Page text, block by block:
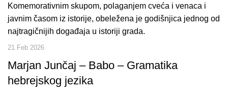
Komemorativnim skupom, polaganjem cveća i venaca i
javnim časom iz istorije, obeležena je godišnjica jednog od
najtragičnijih događaja u istoriji grada.
21 Feb 2026
Marjan Junčaj – Babo – Gramatika
hebrejskog jezika